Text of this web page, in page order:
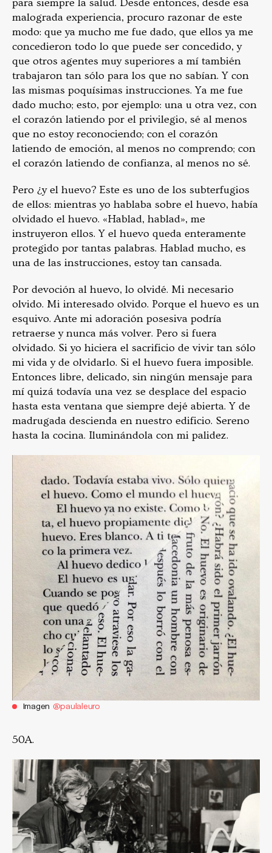
para siempre la salud. Desde entonces, desde esa
malograda experiencia, procuro razonar de este
modo: que ya mucho me fue dado, que ellos ya me
concedieron todo lo que puede ser concedido, y
que otros agentes muy superiores a mí también
trabajaron tan sólo para los que no sabían. Y con
las mismas poquísimas instrucciones. Ya me fue
dado mucho; esto, por ejemplo: una u otra vez, con
el corazón latiendo por el privilegio, sé al menos
que no estoy reconociendo; con el corazón
latiendo de emoción, al menos no comprendo; con
el corazón latiendo de confianza, al menos no sé.
Pero ¿y el huevo? Este es uno de los subterfugios
de ellos: mientras yo hablaba sobre el huevo, había
olvidado el huevo. «Hablad, hablad», me
instruyeron ellos. Y el huevo queda enteramente
protegido por tantas palabras. Hablad mucho, es
una de las instrucciones, estoy tan cansada.
Por devoción al huevo, lo olvidé. Mi necesario
olvido. Mi interesado olvido. Porque el huevo es un
esquivo. Ante mi adoración posesiva podría
retraerse y nunca más volver. Pero si fuera
olvidado. Si yo hiciera el sacrificio de vivir tan sólo
mi vida y de olvidarlo. Si el huevo fuera imposible.
Entonces libre, delicado, sin ningún mensaje para
mí quizá todavía una vez se desplace del espacio
hasta esta ventana que siempre dejé abierta. Y de
madrugada descienda en nuestro edificio. Sereno
hasta la cocina. Iluminándola con mi palidez.
Imagen @paulaleuro
50A.